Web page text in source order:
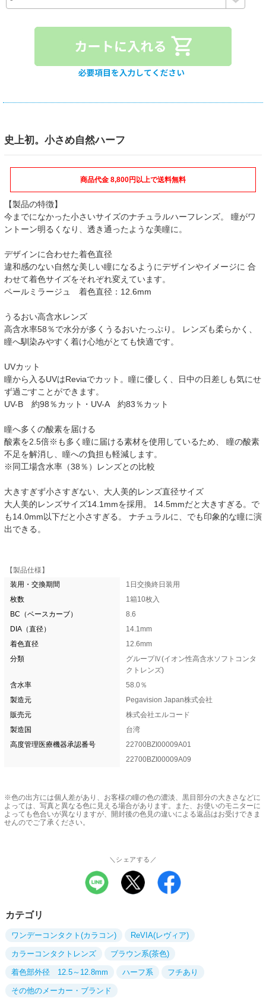
史上初。小さめ自然ハーフ
商品代金 8,800円以上で送料無料
【製品の特徴】
今までになかった小さいサイズのナチュラルハーフレンズ。 瞳がワ
ントーン明るくなり、透き通ったような美瞳に。
デザインに合わせた着色直径
違和感のない自然な美しい瞳になるようにデザインやイメージに 合
わせて着色サイズをそれぞれ変えています。
ペールミラージュ 着色直径：12.6mm
うるおい高含水レンズ
高含水率58％で水分が多くうるおいたっぷり。 レンズも柔らかく、
瞳へ馴染みやすく着け心地がとても快適です。
UVカット
瞳から入るUVはReviaでカット。瞳に優しく、日中の日差しも気にせ
ず過ごすことができます。
UV-B 約98％カット・UV-A 約83％カット
瞳へ多くの酸素を届ける
酸素を2.5倍※も多く瞳に届ける素材を使用しているため、 瞳の酸素
不足を解消し、瞳への負担も軽減します。
※同工場含水率（38％）レンズとの比較
大きすぎず小さすぎない、大人美的レンズ直径サイズ
大人美的レンズサイズ14.1mmを採用。 14.5mmだと大きすぎる。で
も14.0mm以下だと小さすぎる。 ナチュラルに、でも印象的な瞳に演
出できる。
【製品仕様】
装用・交換期間
1日交換終日装用
枚数
1箱10枚入
BC（ベースカーブ）
8.6
DIA（直径）
14.1mm
着色直径
12.6mm
分類
グループⅣ(イオン性高含水ソフトコンタ
クトレンズ)
含水率
58.0％
製造元
Pegavision Japan株式会社
販売元
株式会社エルコード
製造国
台湾
高度管理医療機器承認番号
22700BZI00009A01
22700BZI00009A09
※色の出方には個人差があり、お客様の瞳の色の濃淡、黒目部分の大きさなどに
よっては、写真と異なる色に見える場合があります。また、お使いのモニターに
よっても色合いが異なりますが、開封後の色見の違いによる返品はお受けできま
せんのでご了承ください。
＼シェアする／
カテゴリ
ワンデーコンタクト(カラコン) ReVIA(レヴィア)
カラーコンタクトレンズ ブラウン系(茶色)
着色部外径 12.5～12.8mm ハーフ系 フチあり
その他のメーカー・ブランド